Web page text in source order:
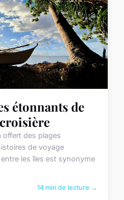
étonnants de
offert des plages
de voyage
les îles est synonyme
14 min de lecture →